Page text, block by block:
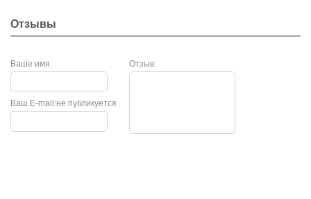
Отзывы
Ваше имя: Отзыв:
не публикуется
Ваш E-mail: